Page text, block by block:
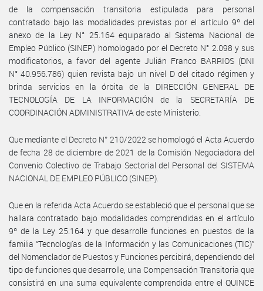
de la compensación transitoria estipulada para personal
contratado bajo las modalidades previstas por el artículo 9º del
anexo de la Ley N° 25.164 equiparado al Sistema Nacional de
Empleo Público (SINEP) homologado por el Decreto N° 2.098 y sus
modificatorios, a favor del agente Julián Franco BARRIOS (DNI
N° 40.956.786) quien revista bajo un nivel D del citado régimen y
brinda servicios en la órbita de la DIRECCIÓN GENERAL DE
TECNOLOGÍA DE LA INFORMACIÓN de la SECRETARÍA DE
COORDINACIÓN ADMINISTRATIVA de este Ministerio.
Que mediante el Decreto N° 210/2022 se homologó el Acta Acuerdo
de fecha 28 de diciembre de 2021 de la Comisión Negociadora del
Convenio Colectivo de Trabajo Sectorial del Personal del SISTEMA
NACIONAL DE EMPLEO PÚBLICO (SINEP).
Que en la referida Acta Acuerdo se estableció que el personal que se
hallara contratado bajo modalidades comprendidas en el artículo
9º de la Ley 25.164 y que desarrolle funciones en puestos de la
familia “Tecnologías de la Información y las Comunicaciones (TIC)”
del Nomenclador de Puestos y Funciones percibirá, dependiendo del
tipo de funciones que desarrolle, una Compensación Transitoria que
consistirá en una suma equivalente comprendida entre el QUINCE